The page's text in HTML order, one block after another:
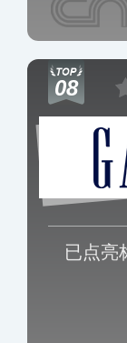
08
已点亮